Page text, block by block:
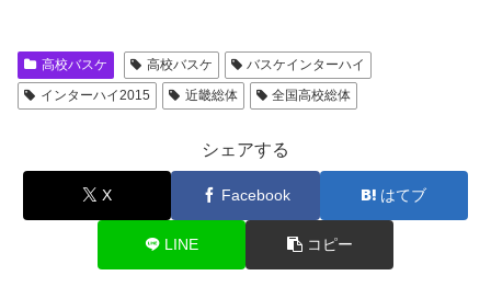
高校バスケ 高校バスケ
バスケインターハイ
インターハイ2015
近畿総体 全国高校総体
シェアする
X Facebook はてブ
LINE コピー